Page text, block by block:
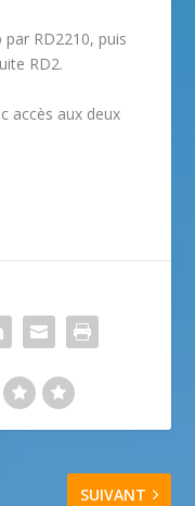
RD2210, puis
RD2.
accès aux deux
SUIVANT